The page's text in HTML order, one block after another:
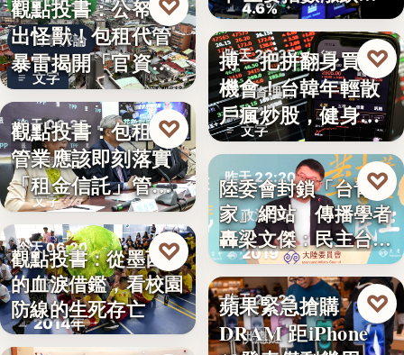
時事評論
文字
觀點投書：公帑養
出怪獸！包租代管
暴雷揭開「官資共
生」的制…
♡
今天 06:25
租賃政策
文字
觀點投書：包租代
管業應該即刻落實
「租金信託」管理
制度！才…
♡
今天 06:20
教育社會
2014年
觀點投書：從墨西哥
的血淚借鑑，看校園
防線的生死存亡
♡
4.6%
見
昨天 22:35
投資理財
文字
搏一把拼翻身買房
機會！台韓年輕散
戶瘋炒股，健身網
紅開槓桿…
♡
昨天 22:20
政治法律
2019
陸委會封鎖「台青e
家」網站 傳播學者
轟梁文傑：民主台灣
的…
♡
昨天 22:20
供應鏈
蘋果緊急搶購
DRAM 距iPhone
♡